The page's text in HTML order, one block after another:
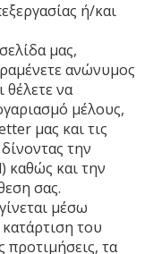
ή/και
μας,
ανώνυμος
θέλετε να
μέλους,
μας και τις
την
καθώς και την
σας.
μέσω
του
προτιμήσεις, τα